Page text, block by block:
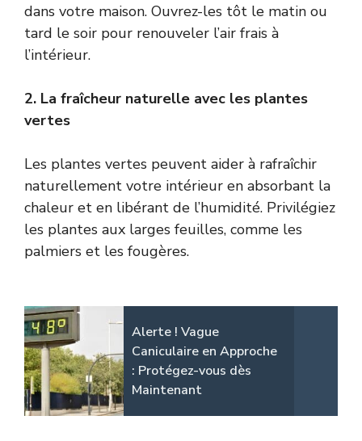
dans votre maison. Ouvrez-les tôt le matin ou
tard le soir pour renouveler l’air frais à
l’intérieur.
2. La fraîcheur naturelle avec les plantes
vertes
Les plantes vertes peuvent aider à rafraîchir
naturellement votre intérieur en absorbant la
chaleur et en libérant de l’humidité. Privilégiez
les plantes aux larges feuilles, comme les
palmiers et les fougères.
Alerte ! Vague
Caniculaire en Approche
: Protégez-vous dès
Maintenant